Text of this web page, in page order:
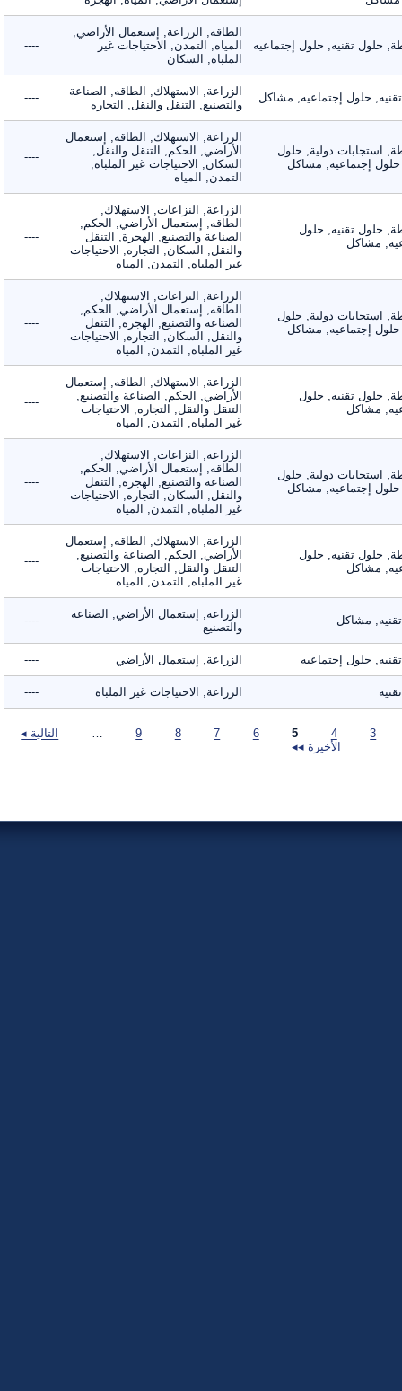
حلول تقنيه, حلول إجتماعيه
الطاقه, الزراعة, إستعمال الأراضي,
المياه, التمدن, الاحتياجات غير
الملباه, السكان
----
حلول إجتماعيه, مشاكل
الزراعة, الاستهلاك, الطاقه, الصناعة
والتصنيع, التنقل والنقل, التجاره
----
استجابات دولية, حلول
إجتماعيه, مشاكل
الزراعة, الاستهلاك, الطاقه, إستعمال
الأراضي, الحكم, التنقل والنقل,
السكان, الاحتياجات غير الملباه,
التمدن, المياه
----
حلول تقنيه, حلول
مشاكل
الزراعة, النزاعات, الاستهلاك,
الطاقه, إستعمال الأراضي, الحكم,
الصناعة والتصنيع, الهجرة, التنقل
والنقل, السكان, التجاره, الاحتياجات
غير الملباه, التمدن, المياه
----
استجابات دولية, حلول
إجتماعيه, مشاكل
الزراعة, النزاعات, الاستهلاك,
الطاقه, إستعمال الأراضي, الحكم,
الصناعة والتصنيع, الهجرة, التنقل
والنقل, السكان, التجاره, الاحتياجات
غير الملباه, التمدن, المياه
----
حلول تقنيه, حلول
مشاكل
الزراعة, الاستهلاك, الطاقه, إستعمال
الأراضي, الحكم, الصناعة والتصنيع,
التنقل والنقل, التجاره, الاحتياجات
غير الملباه, التمدن, المياه
----
استجابات دولية, حلول
إجتماعيه, مشاكل
الزراعة, النزاعات, الاستهلاك,
الطاقه, إستعمال الأراضي, الحكم,
الصناعة والتصنيع, الهجرة, التنقل
والنقل, السكان, التجاره, الاحتياجات
غير الملباه, التمدن, المياه
----
حلول تقنيه, حلول
مشاكل
الزراعة, الاستهلاك, الطاقه, إستعمال
الأراضي, الحكم, الصناعة والتصنيع,
التنقل والنقل, التجاره, الاحتياجات
غير الملباه, التمدن, المياه
----
مشاكل
الزراعة, إستعمال الأراضي, الصناعة
والتصنيع
----
حلول إجتماعيه الزراعة, إستعمال الأراضي ----
الزراعة, الاحتياجات غير الملباه ----
التالية ◂
الأخيرة ◂◂